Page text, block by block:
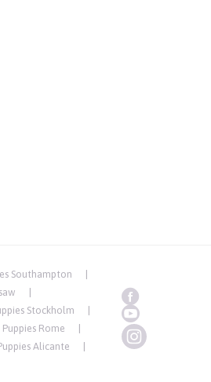
Southampton
Stockholm
Puppies Rome
Alicante